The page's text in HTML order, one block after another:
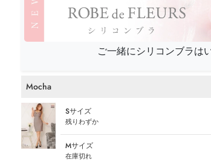
ご一緒にシリコンブラは
Mocha
Sサイズ
残りわずか
Mサイズ
在庫切れ